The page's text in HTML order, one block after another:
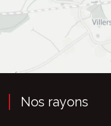
Nos rayons